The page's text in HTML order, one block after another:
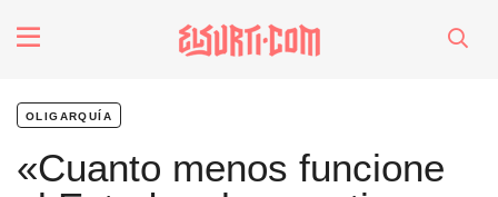
Futuros
oligarquía
«Cuanto menos funcione